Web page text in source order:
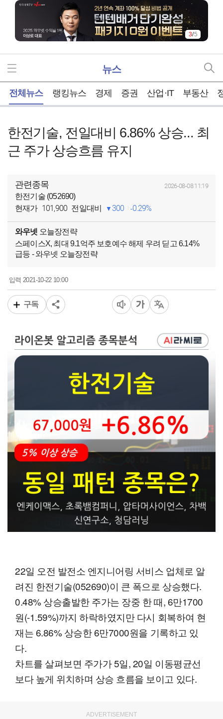
4/5
뉴스
전체뉴스 랭킹뉴스 경제 증권 산업·IT 부동산
한전기술, 전일대비 6.86% 상승... 최
근 주가 상승흐름 유지
관련종목 2026-08-08 11:19
한전기술 (052690)
현재가 101,900 전일대비 300 0.29%
와우넷 오늘장전략
스페이스X, 최대 9.1억주 보호예수 해제 우려 딛고 6.14%
급등 - 와우넷 오늘장전략
입력2021-10-22 10:00
구독
22일 오전 발전소 엔지니어링 서비스 업체로 알
려진 한전기술(052690)이 큰 폭으로 상승했다.
0.48% 상승출발한 주가는 장중 한 때, 6만1700
원(-1.59%)까지 하락하였지만 다시 회복하여 현
재는 6.86% 상승한 6만7000원을 기록하고 있
다.
차트를 살펴보면 주가가 5일, 20일 이동평균선
보다 높게 위치하며 상승 흐름을 보이고 있다.
ADVERTISEMENT